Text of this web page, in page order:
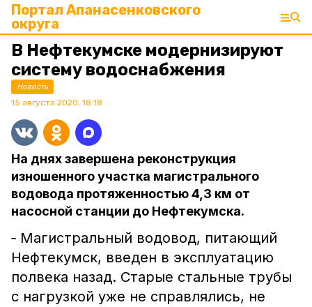
Портал Апанасенковского
округа
В Нефтекумске модернизируют
систему водоснабжения
Новость
15 августа 2020, 18:18
На днях завершена реконструкция
изношенного участка магистрального
водовода протяженностью 4,3 км от
насосной станции до Нефтекумска.
‑ Магистральный водовод, питающий
Нефтекумск, введен в эксплуатацию
полвека назад. Старые стальные трубы
с нагрузкой уже не справлялись, не